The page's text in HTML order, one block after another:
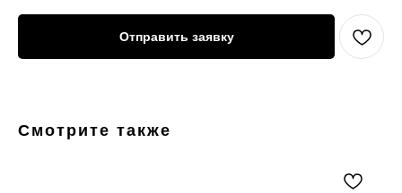
Отправить заявку
Смотрите также